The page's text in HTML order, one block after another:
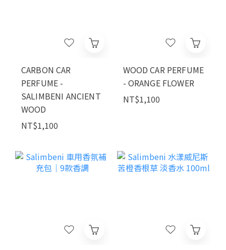
CARBON CAR
PERFUME -
SALIMBENI ANCIENT
WOOD
NT$1,100
WOOD CAR PERFUME
- ORANGE FLOWER
NT$1,100